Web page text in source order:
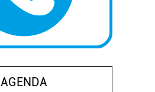
AGENDA